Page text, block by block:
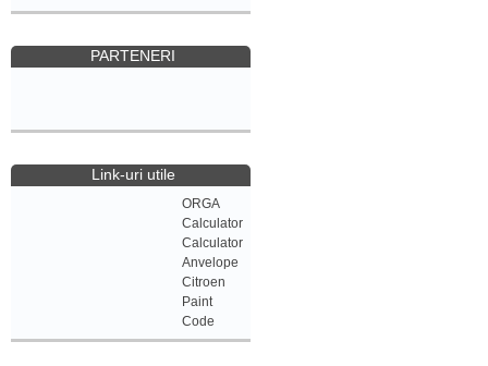
PARTENERI
Link-uri utile
ORGA
Calculator
Calculator
Anvelope
Citroen
Paint
Code